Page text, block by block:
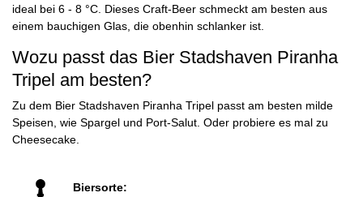
ideal bei 6 - 8 °C. Dieses Craft-Beer schmeckt am besten aus
einem bauchigen Glas, die obenhin schlanker ist.
Wozu passt das Bier Stadshaven Piranha
Tripel am besten?
Zu dem Bier Stadshaven Piranha Tripel passt am besten milde
Speisen, wie Spargel und Port-Salut. Oder probiere es mal zu
Cheesecake.
Biersorte: